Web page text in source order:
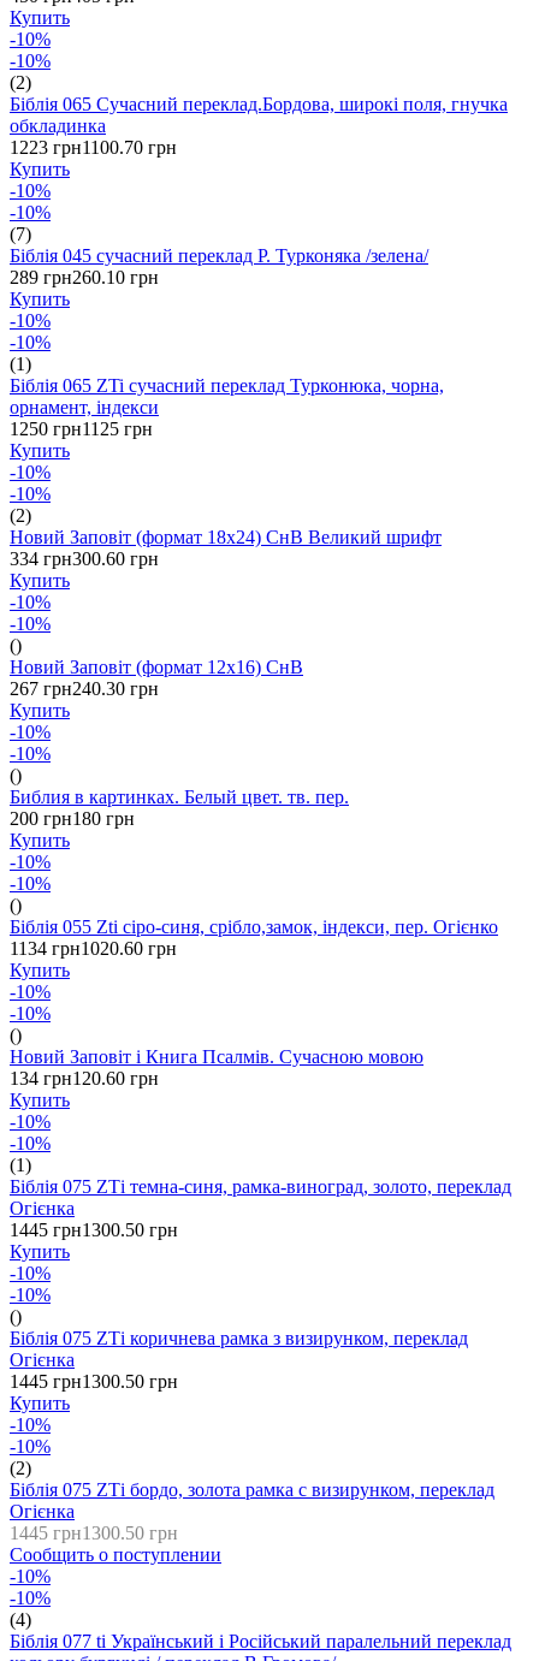
Купить
-10%
-10%
(2)
Біблія 065 Сучасний переклад.Бордова, широкі поля, гнучка
обкладинка
1223 грн1100.70 грн
Купить
-10%
-10%
(7)
Біблія 045 сучасний переклад Р. Турконяка /зелена/
289 грн260.10 грн
Купить
-10%
-10%
(1)
Біблія 065 ZTi сучасний переклад Турконюка, чорна,
орнамент, індекси
1250 грн1125 грн
Купить
-10%
-10%
(2)
Новий Заповіт (формат 18х24) СнВ Великий шрифт
334 грн300.60 грн
Купить
-10%
-10%
()
Новий Заповіт (формат 12х16) СнВ
267 грн240.30 грн
Купить
-10%
-10%
()
Библия в картинках. Белый цвет. тв. пер.
200 грн180 грн
Купить
-10%
-10%
()
Біблія 055 Zti сіро-синя, срібло,замок, індекси, пер. Огієнко
1134 грн1020.60 грн
Купить
-10%
-10%
()
Новий Заповіт і Книга Псалмів. Сучасною мовою
134 грн120.60 грн
Купить
-10%
-10%
(1)
Біблія 075 ZТі темна-синя, рамка-виноград, золото, переклад
Огієнка
1445 грн1300.50 грн
Купить
-10%
-10%
()
Біблія 075 ZТі коричнева рамка з визирунком, переклад
Огієнка
1445 грн1300.50 грн
Купить
-10%
-10%
(2)
Біблія 075 ZТі бордо, золота рамка с визирунком, переклад
Огієнка
1445 грн1300.50 грн
Сообщить о поступлении
-10%
-10%
(4)
Біблія 077 ti Український і Російський паралельний переклад